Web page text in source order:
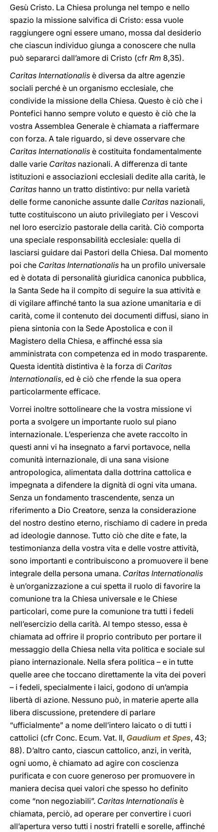
Gesù Cristo. La Chiesa prolunga nel tempo e nello
spazio la missione salvifica di Cristo: essa vuole
raggiungere ogni essere umano, mossa dal desiderio
che ciascun individuo giunga a conoscere che nulla
può separarci dall’amore di Cristo (cfr Rm 8,35).
Caritas Internationalis è diversa da altre agenzie
sociali perché è un organismo ecclesiale, che
condivide la missione della Chiesa. Questo è ciò che i
Pontefici hanno sempre voluto e questo è ciò che la
vostra Assemblea Generale è chiamata a riaffermare
con forza. A tale riguardo, si deve osservare che
Caritas Internationalis è costituita fondamentalmente
dalle varie Caritas nazionali. A differenza di tante
istituzioni e associazioni ecclesiali dedite alla carità, le
Caritas hanno un tratto distintivo: pur nella varietà
delle forme canoniche assunte dalle Caritas nazionali,
tutte costituiscono un aiuto privilegiato per i Vescovi
nel loro esercizio pastorale della carità. Ciò comporta
una speciale responsabilità ecclesiale: quella di
lasciarsi guidare dai Pastori della Chiesa. Dal momento
poi che Caritas Internationalis ha un profilo universale
ed è dotata di personalità giuridica canonica pubblica,
la Santa Sede ha il compito di seguire la sua attività e
di vigilare affinché tanto la sua azione umanitaria e di
carità, come il contenuto dei documenti diffusi, siano in
piena sintonia con la Sede Apostolica e con il
Magistero della Chiesa, e affinché essa sia
amministrata con competenza ed in modo trasparente.
Questa identità distintiva è la forza di Caritas
Internationalis, ed è ciò che rfende la sua opera
particolarmente efficace.
Vorrei inoltre sottolineare che la vostra missione vi
porta a svolgere un importante ruolo sul piano
internazionale. L’esperienza che avete raccolto in
questi anni vi ha insegnato a farvi portavoce, nella
comunità internazionale, di una sana visione
antropologica, alimentata dalla dottrina cattolica e
impegnata a difendere la dignità di ogni vita umana.
Senza un fondamento trascendente, senza un
riferimento a Dio Creatore, senza la considerazione
del nostro destino eterno, rischiamo di cadere in preda
ad ideologie dannose. Tutto ciò che dite e fate, la
testimonianza della vostra vita e delle vostre attività,
sono importanti e contribuiscono a promuovere il bene
integrale della persona umana. Caritas Internationalis
è un’organizzazione a cui spetta il ruolo di favorire la
comunione tra la Chiesa universale e le Chiese
particolari, come pure la comunione tra tutti i fedeli
nell’esercizio della carità. Al tempo stesso, essa è
chiamata ad offrire il proprio contributo per portare il
messaggio della Chiesa nella vita politica e sociale sul
piano internazionale. Nella sfera politica – e in tutte
quelle aree che toccano direttamente la vita dei poveri
– i fedeli, specialmente i laici, godono di un’ampia
libertà di azione. Nessuno può, in materie aperte alla
libera discussione, pretendere di parlare
“ufficialmente” a nome dell’intero laicato o di tutti i
cattolici (cfr Conc. Ecum. Vat. II, Gaudium et Spes, 43;
88). D’altro canto, ciascun cattolico, anzi, in verità,
ogni uomo, è chiamato ad agire con coscienza
purificata e con cuore generoso per promuovere in
maniera decisa quei valori che spesso ho definito
come “non negoziabili”. Caritas Internationalis è
chiamata, perciò, ad operare per convertire i cuori
all’apertura verso tutti i nostri fratelli e sorelle, affinché